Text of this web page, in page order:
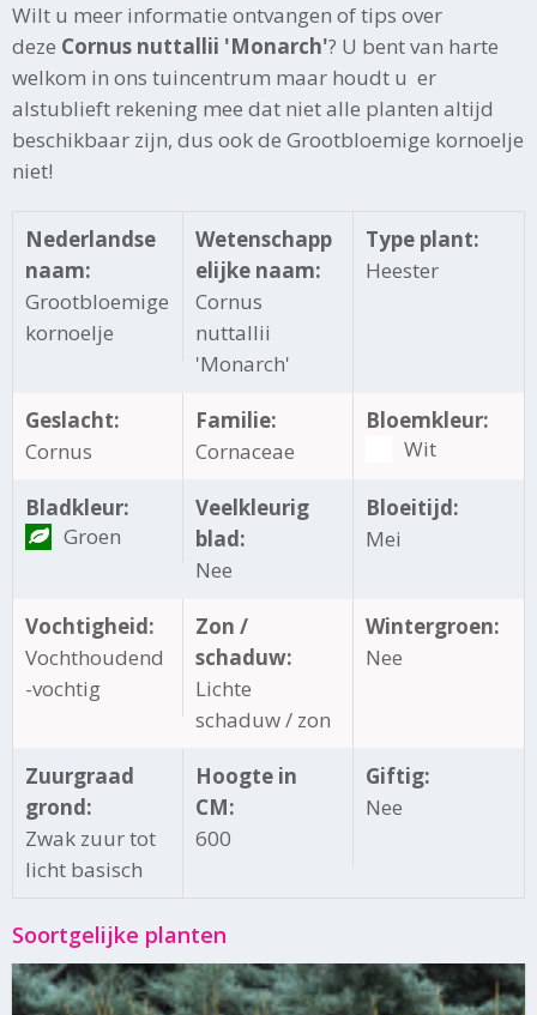
Wilt u meer informatie ontvangen of tips over
deze Cornus nuttallii 'Monarch'? U bent van harte
welkom in ons tuincentrum maar houdt u er
alstublieft rekening mee dat niet alle planten altijd
beschikbaar zijn, dus ook de Grootbloemige kornoelje
niet!
Nederlandse
naam:
Grootbloemige
kornoelje
Wetenschapp
elijke naam:
Cornus
nuttallii
'Monarch'
Type plant:
Heester
Geslacht:
Cornus
Familie:
Cornaceae
Bloemkleur:
Wit
Bladkleur:
Groen
Veelkleurig
blad:
Nee
Bloeitijd:
Mei
Vochtigheid:
Vochthoudend
-vochtig
Zon /
schaduw:
Lichte
schaduw / zon
Wintergroen:
Nee
Zuurgraad
grond:
Zwak zuur tot
licht basisch
Hoogte in
CM:
600
Giftig:
Nee
Soortgelijke planten